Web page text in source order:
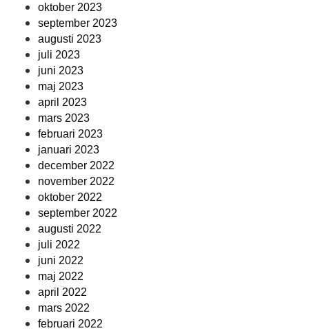
oktober 2023
september 2023
augusti 2023
juli 2023
juni 2023
maj 2023
april 2023
mars 2023
februari 2023
januari 2023
december 2022
november 2022
oktober 2022
september 2022
augusti 2022
juli 2022
juni 2022
maj 2022
april 2022
mars 2022
februari 2022